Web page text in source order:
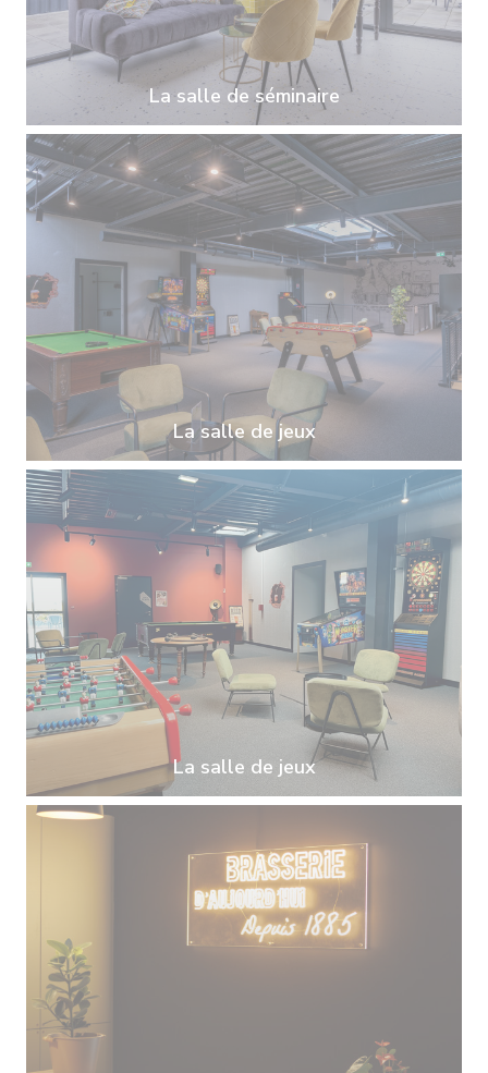
La salle de séminaire
La salle de jeux
La salle de jeux